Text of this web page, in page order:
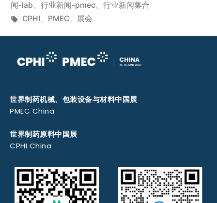
闻-lab、 行业新闻-pmec、 行业新闻集合
CPHI、 PMEC、 展会
世界制药机械、包装设备与材料中国展
PMEC China
世界制药原料中国展
CPHI China